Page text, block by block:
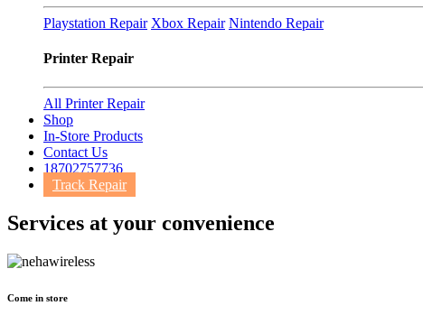
Playstation Repair Xbox Repair Nintendo Repair
Printer Repair
All Printer Repair
Shop
In-Store Products
Contact Us
18702757736
Track Repair
Services at your convenience
Come in store